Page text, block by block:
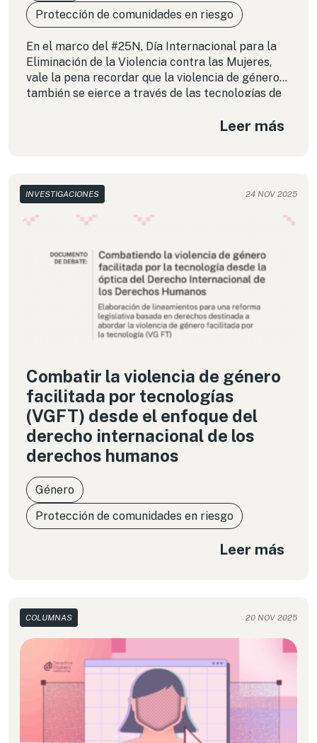
Protección de comunidades en riesgo
En el marco del #25N, Día Internacional para la
Eliminación de la Violencia contra las Mujeres,
vale la pena recordar que la violencia de género
también se ejerce a través de las tecnologías de
nuevas modalidades a viejos mecanismos de
resistencia y cuidado, como lo demuestran
numerosas experiencias de América Latina.
Leer más
INVESTIGACIONES 24 NOV 2025
Combatir la violencia de género
facilitada por tecnologías
(VGFT) desde el enfoque del
derecho internacional de los
derechos humanos
Género
Protección de comunidades en riesgo
Leer más
COLUMNAS 20 NOV 2025